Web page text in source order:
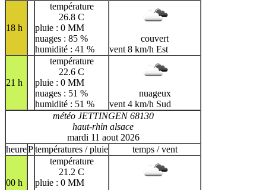
18 h
température
26.8 C
pluie : 0 MM
nuages : 85 %
humidité : 41 %
couvert
vent 8 km/h Est
21 h
température
22.6 C
pluie : 0 MM
nuages : 51 %
humidité : 51 %
nuageux
vent 4 km/h Sud
météo JETTINGEN 68130
haut-rhin alsace
mardi 11 aout 2026
heurePtempératures / pluie temps / vent
00 h
température
21.2 C
pluie : 0 MM